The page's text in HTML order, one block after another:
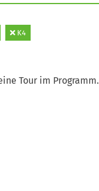
K4
Tour im Programm.